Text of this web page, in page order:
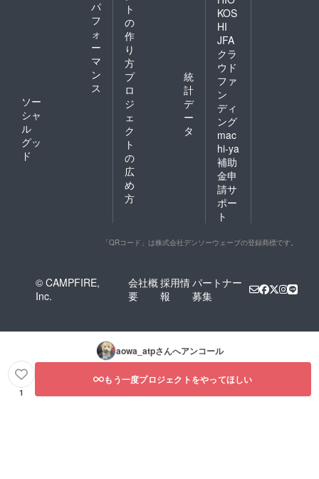
パ
フ
ォ
ー
マ
ン
ス
ソー
シャ
ル
グッ
ド
ト
の
作
り
方
プ
ロ
ジ
ェ
ク
ト
の
広
め
方
統
計
デ
ー
タ
KOS
HI
JFA
クラ
ウド
ファ
ン
ディ
ング
mac
hi-ya
補助
金申
請サ
ポー
ト
「QRコード」は株式会社デンソーウェーブの登録商標です。
© CAMPFIRE,
Inc.
会社概
要
採用情
報
パートナー
募集
aowa_atpさんへアンコール
1
もう一度プロジェクトをやってほしい